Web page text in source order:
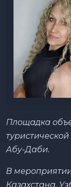
Площадка
Абу-Даби.
В
Казахстана,